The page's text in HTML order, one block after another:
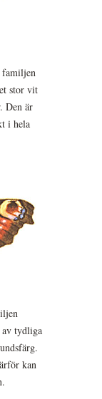
stor vit
Den är
i hela
av tydliga
kan